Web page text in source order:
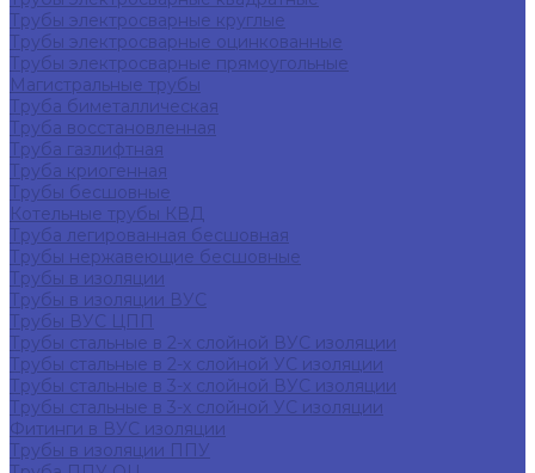
Трубы электросварные круглые
Трубы электросварные оцинкованные
Трубы электросварные прямоугольные
Магистральные трубы
Труба биметаллическая
Труба восстановленная
Труба газлифтная
Труба криогенная
Трубы бесшовные
Котельные трубы КВД
Труба легированная бесшовная
Трубы нержавеющие бесшовные
Трубы в изоляции
Трубы в изоляции ВУС
Трубы ВУС ЦПП
Трубы стальные в 2-х слойной ВУС изоляции
Трубы стальные в 2-х слойной УС изоляции
Трубы стальные в 3-х слойной ВУС изоляции
Трубы стальные в 3-х слойной УС изоляции
Фитинги в ВУС изоляции
Трубы в изоляции ППУ